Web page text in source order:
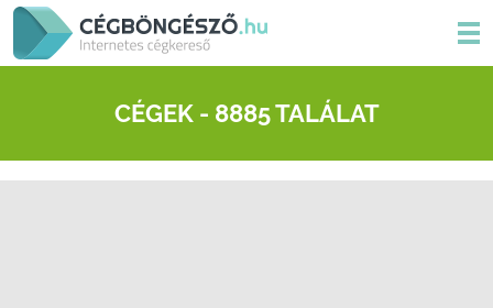
CÉGEK - 8885 TALÁLAT